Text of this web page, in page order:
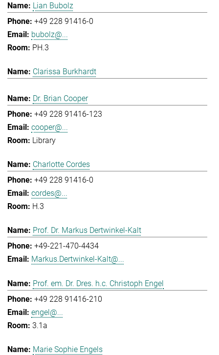
Lian Bubolz
+49 228 91416-0
bubolz@...
PH.3
Clarissa Burkhardt
Dr. Brian Cooper
+49 228 91416-123
cooper@...
Library
Charlotte Cordes
+49 228 91416-0
cordes@...
H.3
Prof. Dr. Markus Dertwinkel-Kalt
+49-221-470-4434
Markus.Dertwinkel-Kalt@...
Prof. em. Dr. Dres. h.c. Christoph Engel
+49 228 91416-210
engel@...
3.1a
Marie Sophie Engels